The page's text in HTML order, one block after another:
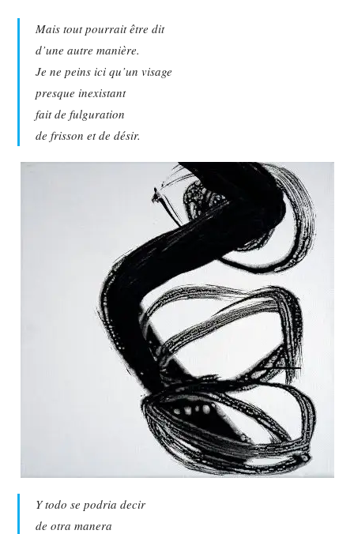
Mais tout pourrait être dit
d’une autre manière.
Je ne peins ici qu’un visage
presque inexistant
fait de fulguration
de frisson et de désir.
Y todo se podria decir
de otra manera